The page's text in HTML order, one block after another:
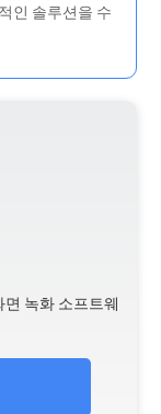
인 솔루션을 수
녹화 소프트웨